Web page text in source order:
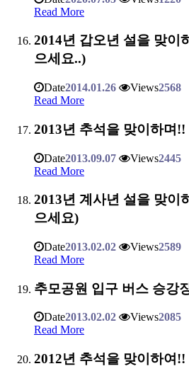
Read More
2014년 갑오년 설을 맞이
으세요..)
Date2014.01.26 Views2568
Read More
2013년 추석을 맞이하며!!
Date2013.09.07 Views2445
Read More
2013년 계사년 설을 맞이
으세요)
Date2013.02.02 Views2589
Read More
추모공원 입구 버스 승강
Date2013.02.02 Views2085
Read More
2012년 추석을 맞이하여!!